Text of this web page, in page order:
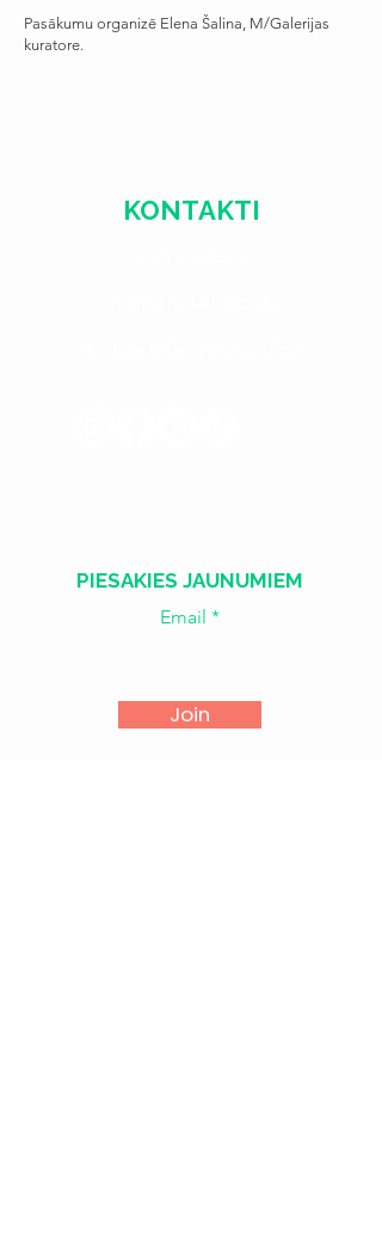
Pasākumu organizē Elena Šalina, M/Galerijas
kuratore.
KONTAKTI
PIESAKIES JAUNUMIEM
Email
Join